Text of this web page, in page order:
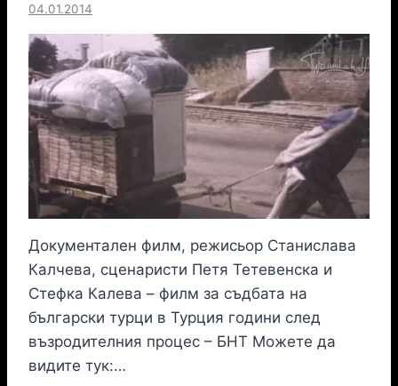
04.01.2014
Документален филм, режисьор Станислава
Калчева, сценаристи Петя Тетевенска и
Стефка Калева – филм за съдбата на
български турци в Турция години след
възродителния процес – БНТ Можете да
видите тук:…